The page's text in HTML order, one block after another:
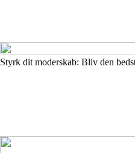
Styrk dit moderskab: Bliv den